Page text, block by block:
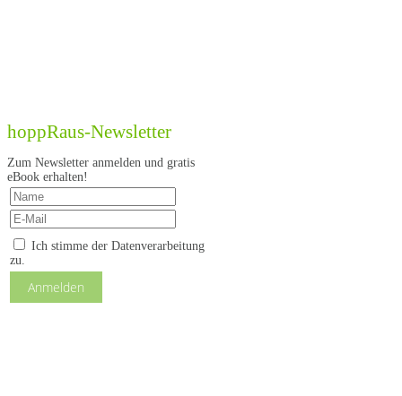
hoppRaus-Newsletter
Zum Newsletter anmelden und gratis
eBook erhalten!
Ich stimme der Datenverarbeitung
zu.
Anmelden